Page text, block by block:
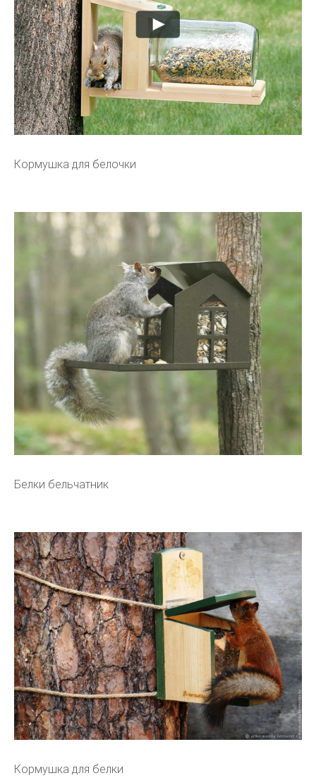
Кормушка для белочки
Белки бельчатник
Кормушка для белки